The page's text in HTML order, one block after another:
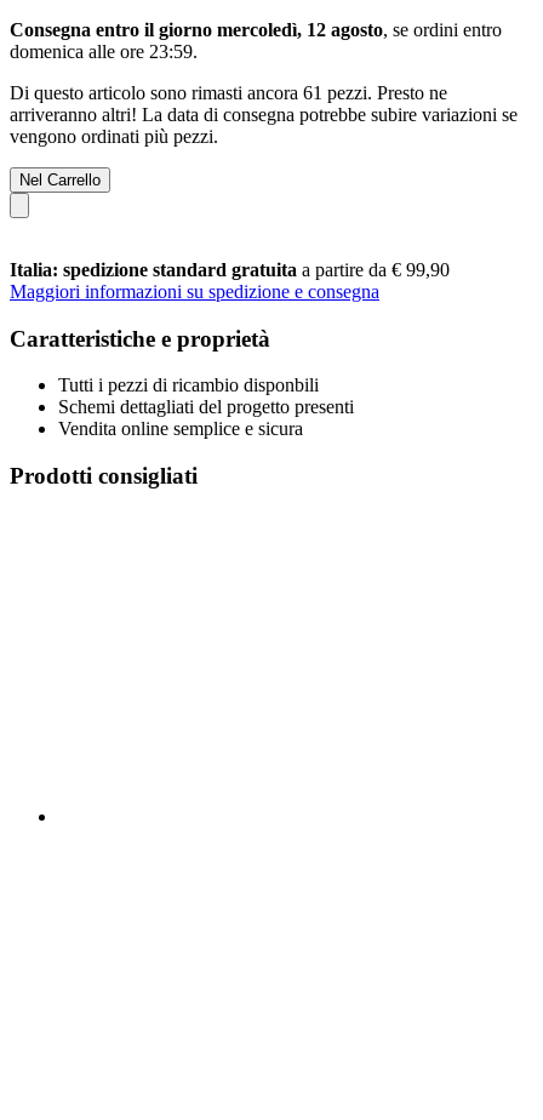
Consegna entro il giorno mercoledì, 12 agosto, se ordini entro
domenica alle ore 23:59.
Di questo articolo sono rimasti ancora 61 pezzi. Presto ne
arriveranno altri! La data di consegna potrebbe subire variazioni se
vengono ordinati più pezzi.
Nel Carrello
Italia: spedizione standard gratuita a partire da € 99,90
Maggiori informazioni su spedizione e consegna
Caratteristiche e proprietà
Tutti i pezzi di ricambio disponbili
Schemi dettagliati del progetto presenti
Vendita online semplice e sicura
Prodotti consigliati